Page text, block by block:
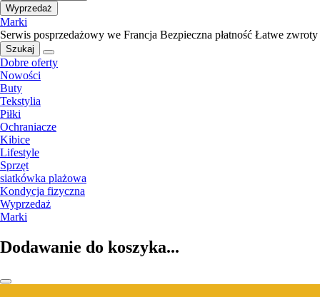
Wyprzedaż
Marki
Serwis posprzedażowy we Francja Bezpieczna płatność Łatwe zwroty
Szukaj
Dobre oferty
Nowości
Buty
Tekstylia
Piłki
Ochraniacze
Kibice
Lifestyle
Sprzęt
siatkówka plażowa
Kondycja fizyczna
Wyprzedaż
Marki
Dodawanie do koszyka...